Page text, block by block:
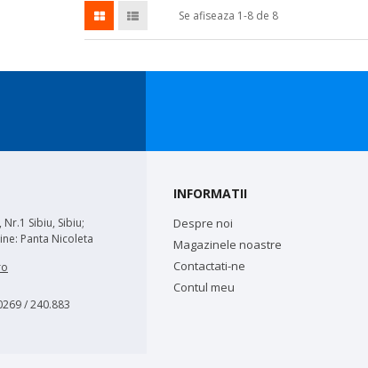
Se afiseaza 1-8 de 8
Nr.1 Sibiu, Sibiu;
Panta Nicoleta
/ 240.883
INFORMATII
Despre noi
Magazinele noastre
Contactati-ne
Contul meu